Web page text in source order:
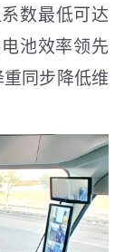
数最低可达
池效率领先
同步降低维